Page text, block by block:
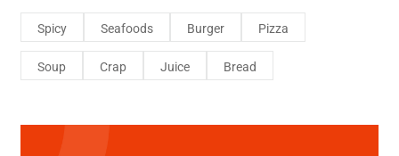
Spicy Seafoods Burger Pizza
Soup Crap Juice Bread